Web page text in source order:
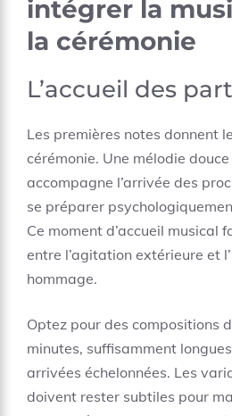
intégrer la
la cérémonie
L’accueil des
Les premières notes donnent
cérémonie. Une mélodie
accompagne l’arrivée des
se préparer
Ce moment d’accueil musical
entre l’agitation extérieure et
hommage.
Optez pour des compositions
minutes, suffisamment
arrivées échelonnées. Les
doivent rester subtiles pour